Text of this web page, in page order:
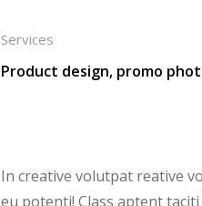
Services
Product design, promo
In creative volutpat reative
eu potenti! Class aptent